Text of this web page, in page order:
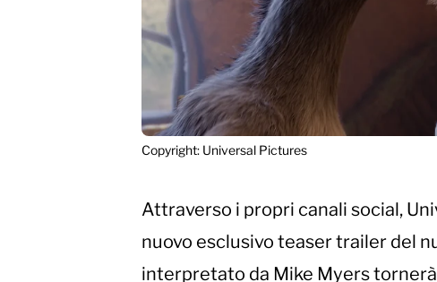
Copyright: Universal Pictures
Attraverso i propri canali social,
nuovo esclusivo teaser trailer del
interpretato da Mike Myers